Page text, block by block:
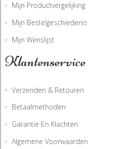
Mijn Productvergelijking
Mijn Bestelgeschiedenis
Mijn Wenslijst
Klantenservice
Verzenden & Retouren
Betaalmethoden
Garantie En Klachten
Algemene Voorwaarden